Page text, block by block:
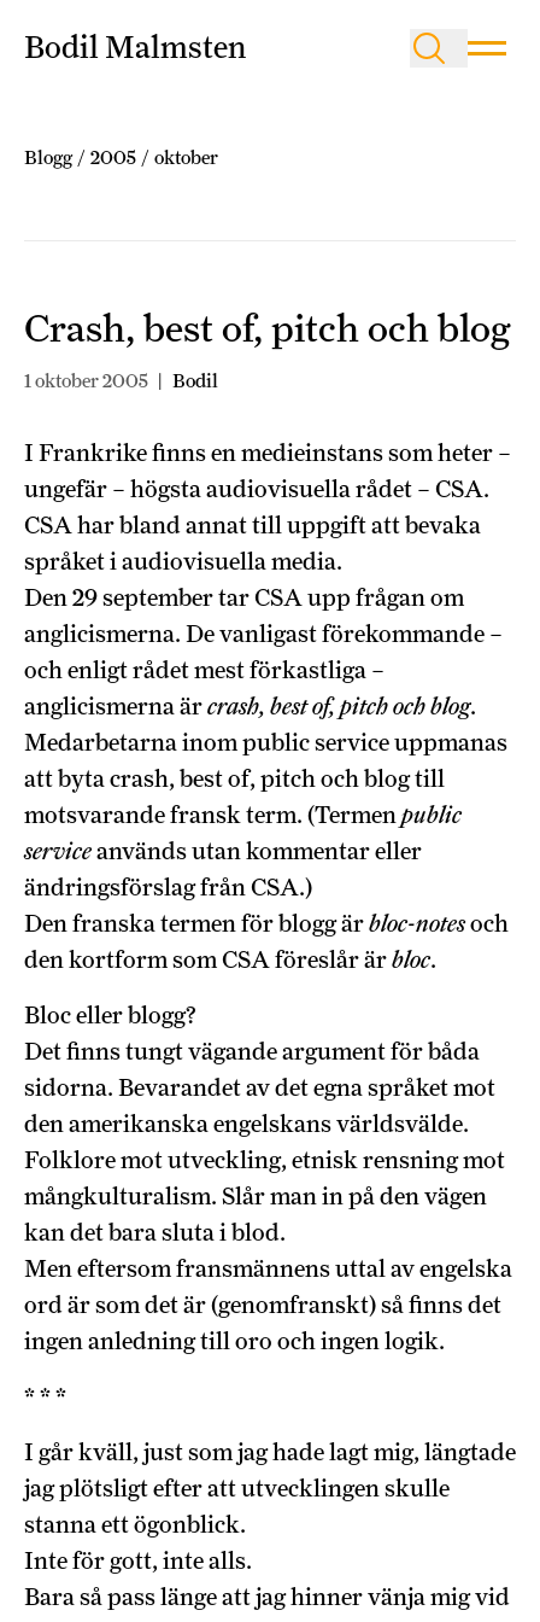
Bodil Malmsten
Blogg / 2005 / oktober
Crash, best of, pitch och blog
1 oktober 2005 | Bodil
I Frankrike finns en medieinstans som heter –
ungefär – högsta audiovisuella rådet – CSA.
CSA har bland annat till uppgift att bevaka
språket i audiovisuella media.
Den 29 september tar CSA upp frågan om
anglicismerna. De vanligast förekommande –
och enligt rådet mest förkastliga –
anglicismerna ärcrash, best of, pitch och blog.
Medarbetarna inom public service uppmanas
att byta crash, best of, pitch och blog till
motsvarande fransk term. (Termenpublic
serviceanvänds utan kommentar eller
ändringsförslag från CSA.)
Den franska termen för blogg ärbloc-notesoch
den kortform som CSA föreslår ärbloc.
Bloc eller blogg?
Det finns tungt vägande argument för båda
sidorna. Bevarandet av det egna språket mot
den amerikanska engelskans världsvälde.
Folklore mot utveckling, etnisk rensning mot
mångkulturalism. Slår man in på den vägen
kan det bara sluta i blod.
Men eftersom fransmännens uttal av engelska
ord är som det är (genomfranskt) så finns det
ingen anledning till oro och ingen logik.
* * *
I går kväll, just som jag hade lagt mig, längtade
jag plötsligt efter att utvecklingen skulle
stanna ett ögonblick.
Inte för gott, inte alls.
Bara så pass länge att jag hinner vänja mig vid